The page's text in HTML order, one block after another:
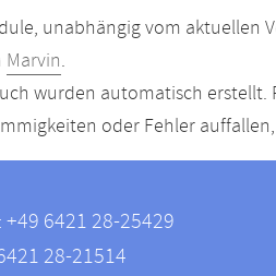
unabhängig vom aktuellen
Marvin.
wurden automatisch
oder Fehler
6421 28-25429
28-21514